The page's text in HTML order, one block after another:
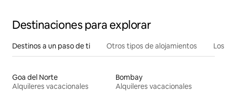
Destinaciones para explorar
Destinos a un paso de ti Otros tipos de alojamientos
Goa del Norte
Alquileres vacacionales
Bombay
Alquileres vacacionales